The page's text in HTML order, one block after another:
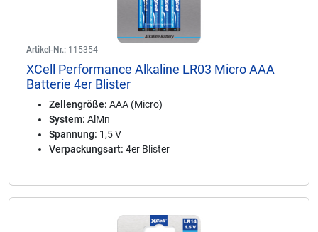
Artikel-Nr.: 115354
XCell Performance Alkaline LR03 Micro AAA
Batterie 4er Blister
Zellengröße: AAA (Micro)
System: AlMn
Spannung: 1,5 V
Verpackungsart: 4er Blister